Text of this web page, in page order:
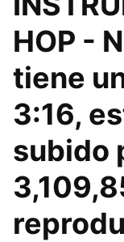
HOP -
tiene
3:16,
subido